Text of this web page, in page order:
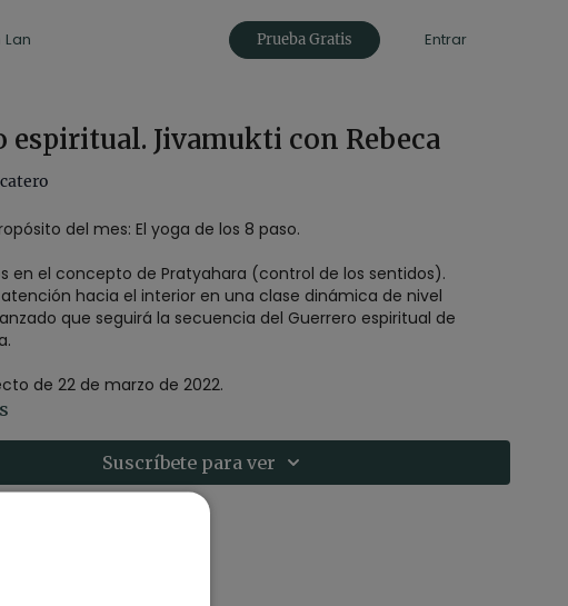
Lan Prueba Gratis Entrar
espiritual. Jivamukti con Rebeca
del mes: El yoga de los 8 paso.
en el concepto de Pratyahara (control de los sentidos).
hacia el interior en una clase dinámica de nivel
que seguirá la secuencia del Guerrero espiritual de
de 22 de marzo de 2022.
Suscríbete para ver